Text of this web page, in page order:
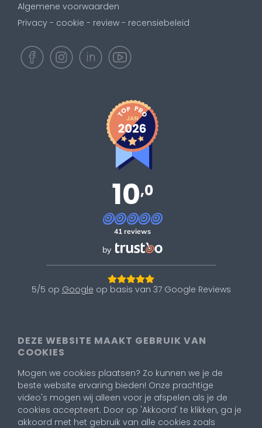
DEZE WEBSITE MAAKT GEBRUIK VAN
COOKIES
Mogen we cookies plaatsen? Zo kunnen we je de
beste website ervaring bieden! Onze prachtige
video's mogen wij alleen voor je afspelen als je de
cookies accepteert. Door op 'Akkoord' te klikken, ga je
akkoord met het gebruik van alle cookies zoals
Algemene voorwaarden
Privacy - cookie - review - recensiebeleid
10,0
41 reviews
by
5/5 op Google op basis van 37 Google Reviews
|Creatieve vormgevers regio Woerden|Creatieve
vormgevers regio Harmelen
aanpak |Succesvolle nieuwsbrief| Reclamebureau voor
design en online marketing in Woerden |Jouw unieke
website | Website laten maken Woerden|Logo laten
maken Woerden
| Hulp bij social media
Jouw unieke